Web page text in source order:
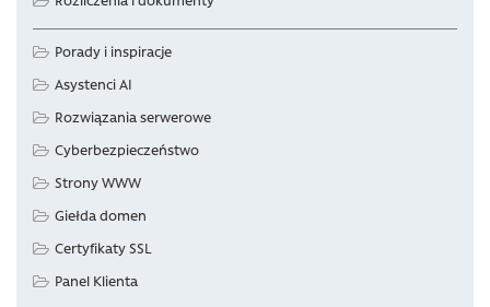
Porady i inspiracje
Asystenci AI
Rozwiązania serwerowe
Cyberbezpieczeństwo
Strony WWW
Giełda domen
Certyfikaty SSL
Panel Klienta